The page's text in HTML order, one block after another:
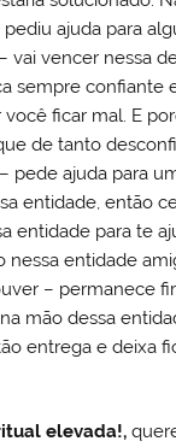
pediu ajuda para
vai vencer nessa
sempre confiante
você ficar mal. E
de tanto
– pede ajuda para
entidade, então
entidade para te
nessa entidade
– permanece
mão dessa
entrega e deixa
elevada!,